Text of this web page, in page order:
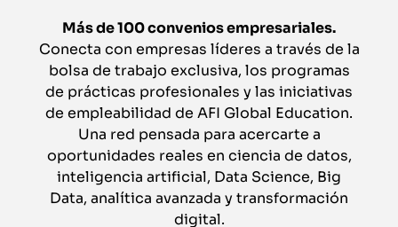
Más de 100 convenios empresariales.
Conecta con empresas líderes a través de la
bolsa de trabajo exclusiva, los programas
de prácticas profesionales y las iniciativas
de empleabilidad de AFI Global Education.
Una red pensada para acercarte a
oportunidades reales en ciencia de datos,
inteligencia artificial, Data Science, Big
Data, analítica avanzada y transformación
digital.